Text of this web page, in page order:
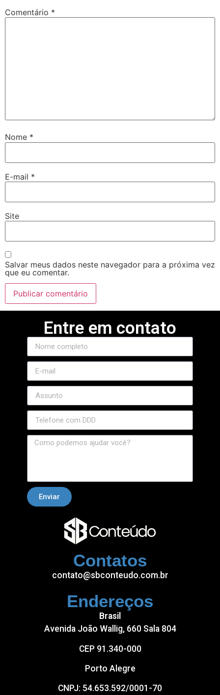
Comentário *
Nome *
E-mail *
Site
Salvar meus dados neste navegador para a próxima vez
que eu comentar.
Contatos
contato@sbconteudo.com.br
Endereços
Brasil
Avenida João Wallig, 660 Sala 804
CEP 91.340-000
Porto Alegre
CNPJ: 54.653.592/0001-70
Entre em contato
Enviar